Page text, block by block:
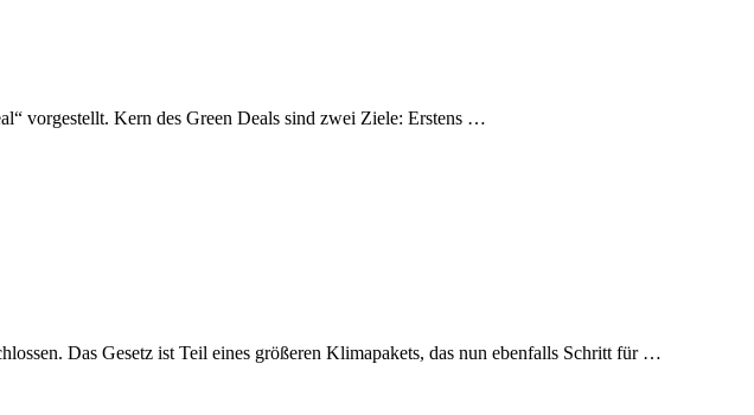
vorgestellt. Kern des Green Deals sind zwei Ziele: Erstens …
Das Gesetz ist Teil eines größeren Klimapakets, das nun ebenfalls Schritt für …